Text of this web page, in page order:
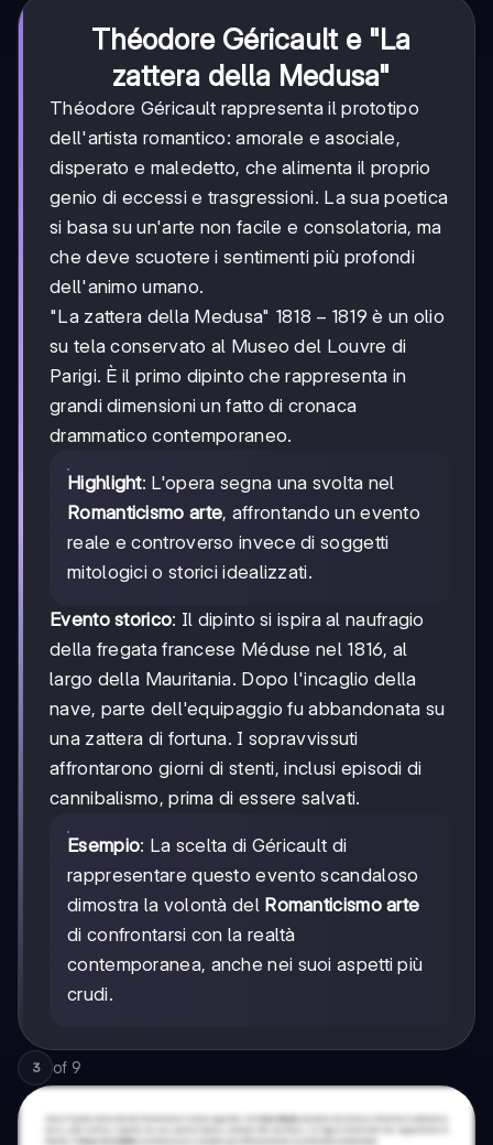
Théodore Géricault e "La
zattera della Medusa"
Théodore Géricault rappresenta il prototipo
dell'artista romantico: amorale e asociale,
disperato e maledetto, che alimenta il proprio
genio di eccessi e trasgressioni. La sua poetica
si basa su un'arte non facile e consolatoria, ma
che deve scuotere i sentimenti più profondi
dell'animo umano.
"La zattera della Medusa" 1818-
1819
1818 − 1819 è un olio
su tela conservato al Museo del Louvre di
Parigi. È il primo dipinto che rappresenta in
grandi dimensioni un fatto di cronaca
drammatico contemporaneo.
Highlight: L'opera segna una svolta nel
Romanticismo arte, affrontando un evento
reale e controverso invece di soggetti
mitologici o storici idealizzati.
Evento storico: Il dipinto si ispira al naufragio
della fregata francese Méduse nel 1816, al
largo della Mauritania. Dopo l'incaglio della
nave, parte dell'equipaggio fu abbandonata su
una zattera di fortuna. I sopravvissuti
affrontarono giorni di stenti, inclusi episodi di
cannibalismo, prima di essere salvati.
Esempio: La scelta di Géricault di
rappresentare questo evento scandaloso
dimostra la volontà del Romanticismo arte
di confrontarsi con la realtà
contemporanea, anche nei suoi aspetti più
crudi.
3 of 9